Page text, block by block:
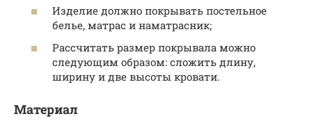
Изделие должно покрывать постельное
белье, матрас и наматрасник;
Рассчитать размер покрывала можно
следующим образом: сложить длину,
ширину и две высоты кровати.
Материал